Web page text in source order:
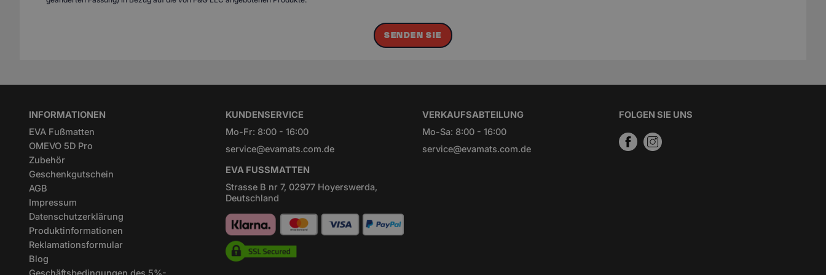
SENDEN SIE
INFORMATIONEN
EVA Fußmatten
OMEVO 5D Pro
Zubehör
Geschenkgutschein
AGB
Impressum
Datenschutzerklärung
Produktinformationen
Reklamationsformular
Blog
KUNDENSERVICE
Mo-Fr: 8:00 - 16:00
service@evamats.com.de
EVA FUSSMATTEN
Strasse B nr 7, 02977 Hoyerswerda,
Deutschland
VERKAUFSABTEILUNG
Mo-Sa: 8:00 - 16:00
service@evamats.com.de
FOLGEN SIE UNS